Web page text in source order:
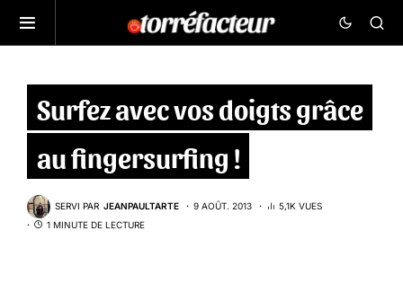
Surfez avec vos doigts grâce
au fingersurfing !
SERVI PAR JEANPAULTARTE 9 AOÛT. 2013
5,1K VUES
1 MINUTE DE LECTURE